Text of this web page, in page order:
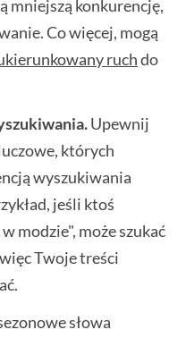
mniejszą konkurencję,
Co więcej, mogą
ruchdo
Upewnij
których
wyszukiwania
jeśli ktoś
modzie", może szukać
Twoje treści
słowa